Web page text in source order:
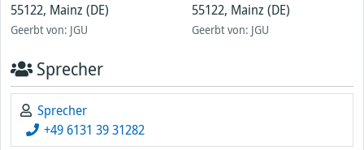
55122, Mainz (DE)
Geerbt von: JGU
55122, Mainz (DE)
Geerbt von: JGU
Sprecher
Sprecher
+49 6131 39 31282